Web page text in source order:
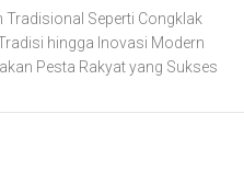
Tradisional Seperti Congklak
hingga Inovasi Modern
Pesta Rakyat yang Sukses